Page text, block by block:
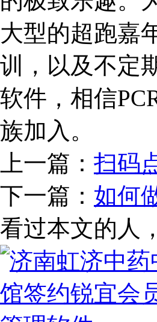
大型的超跑嘉
训，以及不定
软件，相信
族加入。
上一篇： 扫码
下一篇： 如何
看过本文的人